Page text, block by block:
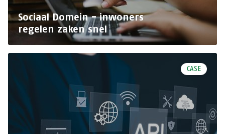
Sociaal Domein - inwoners
regelen zaken snel
CASE